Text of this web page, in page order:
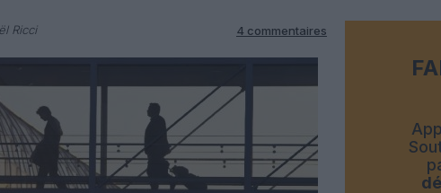
Ricci 4 commentaires